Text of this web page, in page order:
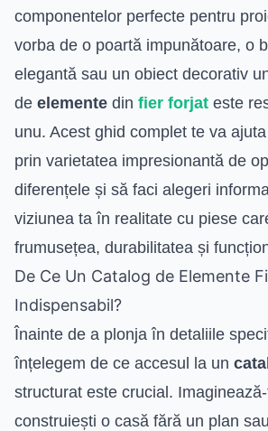
componentelor perfecte pentru
vorba de o poartă impunătoare, o
elegantă sau un obiect decorativ
de elemente din fier forjat este
unu. Acest ghid complet te va
prin varietatea impresionantă de
diferențele și să faci alegeri
viziunea ta în realitate cu piese
frumusețea, durabilitatea și
De Ce Un Catalog de Elemente
Indispensabil?
Înainte de a plonja în detaliile
înțelegem de ce accesul la un
structurat este crucial.
construiești o casă fără un plan